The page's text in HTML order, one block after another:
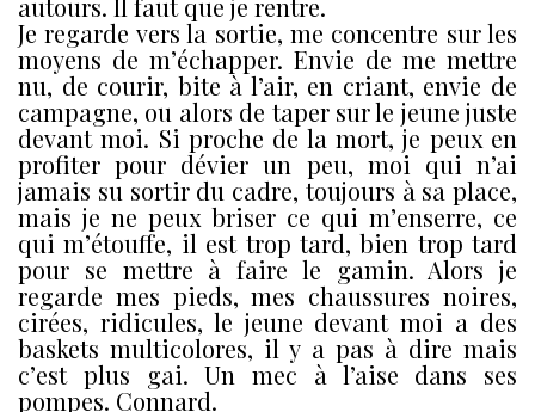
autours. Il faut que je rentre.
Je regarde vers la sortie, me concentre sur les
moyens de m’échapper. Envie de me mettre
nu, de courir, bite à l’air, en criant, envie de
campagne, ou alors de taper sur le jeune juste
devant moi. Si proche de la mort, je peux en
profiter pour dévier un peu, moi qui n’ai
jamais su sortir du cadre, toujours à sa place,
mais je ne peux briser ce qui m’enserre, ce
qui m’étouffe, il est trop tard, bien trop tard
pour se mettre à faire le gamin. Alors je
regarde mes pieds, mes chaussures noires,
cirées, ridicules, le jeune devant moi a des
baskets multicolores, il y a pas à dire mais
c’est plus gai. Un mec à l’aise dans ses
pompes. Connard.